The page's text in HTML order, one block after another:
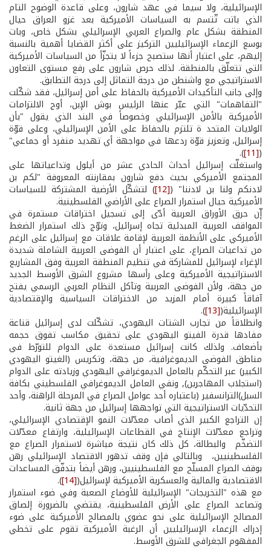
الإسرائيلية، ولا سيما في عهد شارون، وعلى قاعدة الوضوح التام
الذي باتت تّتسم به السياسات الأميركية بعد غزو العراق حيال
المنطقة بشكل عام والصراع العربي الإسرائيلي بشكل خاص، وبات
بوسع الزعماء الإسرائيليين التركيز على أكثر القضايا أهمية بالنسبة
إليهم، على اعتبار أنها ستصبح جزءاً لا يتجزّأ من السياسات الأميركية
التي تتعلّق بالمنطقة. لذلك حرص شارون على رفع مستوى التعاون
الاستراتيجي مع واشنطن من درجة التماثل إلى درجة التطابق.
وإلى جانب التأكيدات الأميركية بالحفاظ على أمن إسرائيل، فقد شكّلت
"التفاهمات" التي عبّر عنها الرئيس بوش الإبن، أوج الالتزامات
الأميركية بالأمن الإسرائيلي وخصوصاً في البند الذي يقول "بأن
الولايات المتحد ة تلتزم بالحفاظ على الأمن الإسرائيلي، وعلى قوّة
إسرائيل، وتعزيز قوّة ردعها في مواجهة أي تهديد منفرد أو جماعي"
(
[11]
).
واستغلّت إسرائيل أحداث الحادي عشر من أيلول وتداعياتها على
المجتمع الأميركي بحيث دفع شارون بمقارنته المعروفة "لكم بن
لادنكم ولنا بن لادننا" ([12] ) لتشكّل الأرضية المشتركة للسياسات
الأميركية حيال استمرار الصراع على الأراضي الفلسطينية.
إّن حرق الأوراق العربية أدّى إلى تسجيل اختراقات مستمرة في
المواقف العربية المبدئية تجاه إسرائيل، وتوّج ذلك استمرار الضغط
الأميركي على الأنظمة العربية لإقامة علاقات مع إسرائيل على الرغم
من تداعيات الصراع، على اعتبار أن الفوضى العربية الشاملة شديدة
الإغراء لإسرائيل للمشاركة في تنظيم المنطقة العربية وفق المشاريع
الاستراتيجية الأميركية وعلى رأسها مشروع الشرق الأوسط الجديد
من جهة، ولأن الفوضى العربية وتآكل النظام العربي الرسمي يفتح
آفاقاً كبيرة أمام المزيد من الاختراقات السياسية والإقتصادية
الإسرائيلية([13]
).
وانطلاقاً من تجارب الشتات اليهودي، تشكّلت لدى إسرائيل قناعة
مفادها قدرة الفيتو اليهودي على تحقيق مكاسب تفوق حجمه
بأضعاف. ولذلك كانت إسرائيل مستعدة على الدوام للتورّط في
مناطق الفوضى الديموغرافية، من جهة، وتكريس (الغيتو اليهودي
الكبير) عبر التحكّم بالعامل الديموغرافي اليهودي وزيادته على الدوام
(استجلاب المهاجرين), ونفي العامل الديموغرافي الفلسطيني بكافة
السبل)الترانسفير (باعتباره أحد عوامل الصراع في المرحلة الراهنة، وأحد
التحدّيات الاستراتيجية التي تواجهها إسرائيل من جهة ثانية.
إن التراجع الكبير الذي أصاب معدّلات النمو الإقتصادي الإسرائيلي،
وتراجع معدّلات الإنتاج في القطاعات الإسرائيلية، وارتفاع معدّلات
التضخّم والبطالة، كل ذلك كان نتيجة مباشرة لاستمرار الصراع مع
الفلسطينيين، وبالتالي فإن وقف تدهور الاقتصاد الإسرائيلي رهن
بوقف الصراع المسلّح مع الفلسطينيين، ورهن أيضاً بتدفّق المساعدات
الاقتصادية والمالية والعسكرية الأميركية لإسرائيل([14]
).
مع هذه "التخريجات" الإسرائيلية للأوضاع الصعبة وفي ضوء استمرار
وتصاعد الصراع على الأرض الفلسطينية، يقتضي بالضرورة إلصاق
المصالح الإسرائيلية على نحو عضوي بالمصالح الأميركية على ضوء
إدراك الزعماء الإسرائيليين أن الرغبة الأميركية تقوم على تخطي
المفهوم الجغرافي للشرق الأوسط.